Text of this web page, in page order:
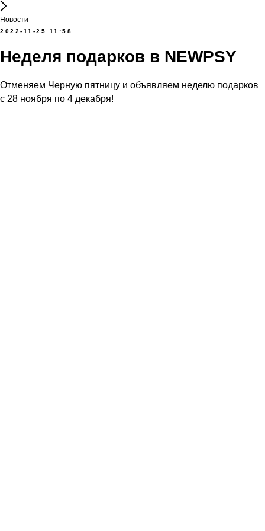
Новости
2022-11-25 11:58
Неделя подарков в NEWPSY
Отменяем Черную пятницу и объявляем неделю подарков
с 28 ноября по 4 декабря!